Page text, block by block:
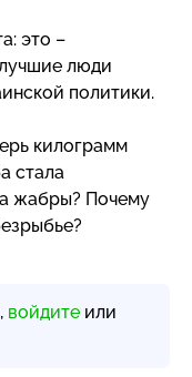
это –
люди
политики.
килограмм
стала
жабры? Почему
войдите или